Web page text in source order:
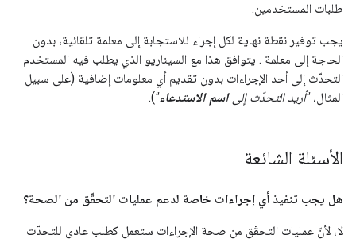
طلبات المستخدمين.
يجب توفير نقطة نهاية لكل إجراء للاستجابة إلى معلمة تلقائية، بدون
الحاجة إلى معلمة . يتوافق هذا مع السيناريو الذي يطلب فيه المستخدم
التحدّث إلى أحد الإجراءات بدون تقديم أي معلومات إضافية (على سبيل
المثال،"أريد التحدّث إلىاسم الاستدعاء"
).
الأسئلة الشائعة
هل يجب تنفيذ أي إجراءات خاصة لدعم عمليات التحقّق من الصحة؟
لا، لأنّ عمليات التحقّق من صحة الإجراءات ستعمل كطلب عادي للتحدّث